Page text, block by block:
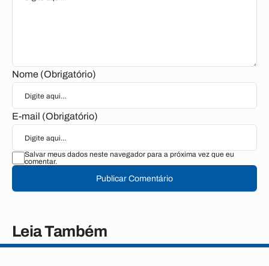
Nome (Obrigatório)
E-mail (Obrigatório)
Salvar meus dados neste navegador para a próxima vez que eu
comentar.
Publicar Comentário
Leia Também